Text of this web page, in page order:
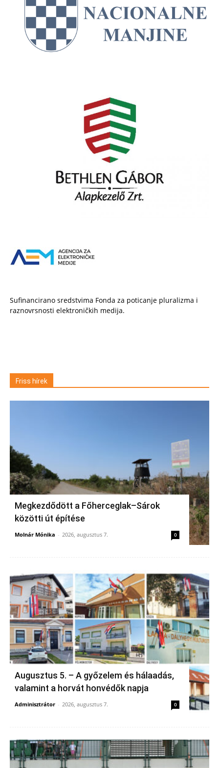
Sufinancirano sredstvima Fonda za poticanje pluralizma i
raznovrsnosti elektroničkih medija.
Friss hírek
Megkezdődött a Főherceglak–Sárok
közötti út építése
Molnár Mónika - 2026, augusztus 7. 0
Augusztus 5. – A győzelem és hálaadás,
valamint a horvát honvédők napja
Adminisztrátor - 2026, augusztus 7. 0